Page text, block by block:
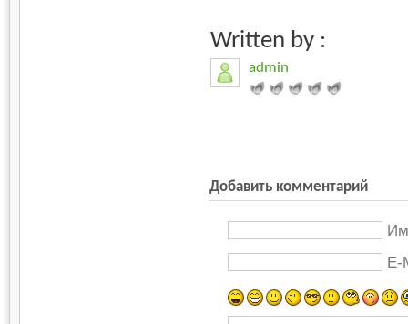
Written by :
admin
Добавить комментарий
E-